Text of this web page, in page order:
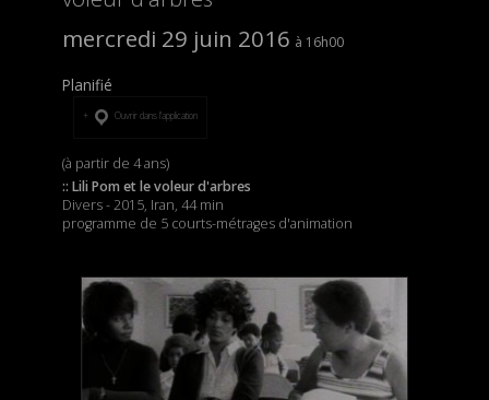
mercredi 29 juin 2016
16h00
Planifié
Ouvrir dans l’application
(à partir de 4 ans)
:: Lili Pom et le voleur d'arbres
Divers - 2015, Iran, 44 min
programme de 5 courts-métrages d'animation